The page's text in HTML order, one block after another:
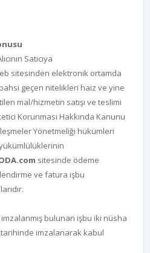
Satıcıya
sitesinden elektronik ortamda
geçen nitelikleri haiz ve yine
mal/hizmetin satışı ve teslimi
Korunması Hakkında Kanunu
Yönetmeliği hükümleri
sitesinde ödeme
ve fatura işbu
bulunan işbu iki nüsha
tarihinde imzalanarak kabul